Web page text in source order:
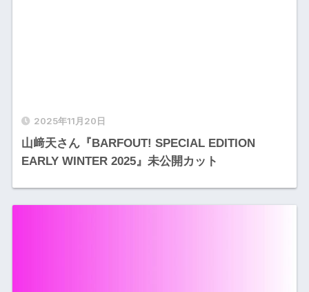
2025年11月20日
山﨑天さん『BARFOUT! SPECIAL EDITION
EARLY WINTER 2025』未公開カット